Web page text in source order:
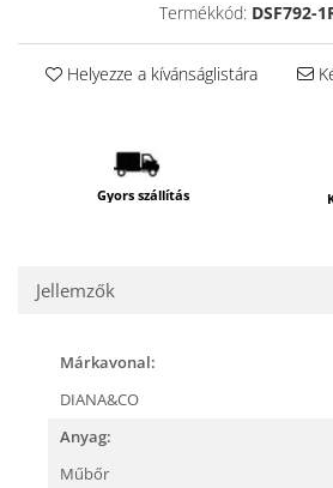
Termékkód: DSF792-
Helyezze a kívánságlistára
Gyors szállítás
Jellemzők
Márkavonal:
DIANA&CO
Anyag:
Műbőr